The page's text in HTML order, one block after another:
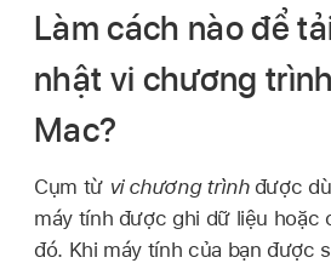
này
Làm cách nào để
nhật vi chương
Mac?
Cụm từ vi chương trìnhđược
máy tính được ghi dữ liệu hoặc
đó. Khi máy tính của bạn được